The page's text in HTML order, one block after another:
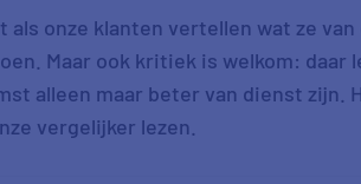
als onze klanten vertellen wat ze van
Maar ook kritiek is welkom: daar
alleen maar beter van dienst zijn.
vergelijker lezen.